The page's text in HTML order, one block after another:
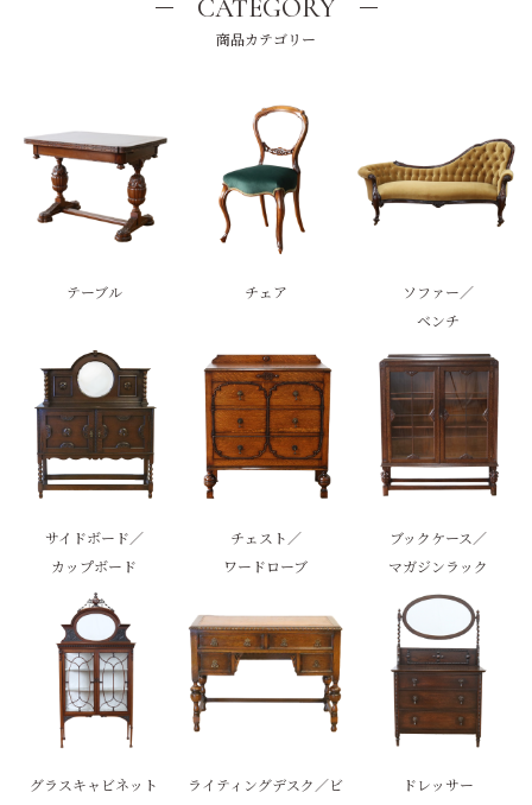
CATEGORY
商品カテゴリー
テーブル チェア
ソファー／
ベンチ
サイドボード／
カップボード
チェスト／
ワードローブ
ブックケース／
マガジンラック
グラスキャビネット
ライティングデスク／ビ
ドレッサー